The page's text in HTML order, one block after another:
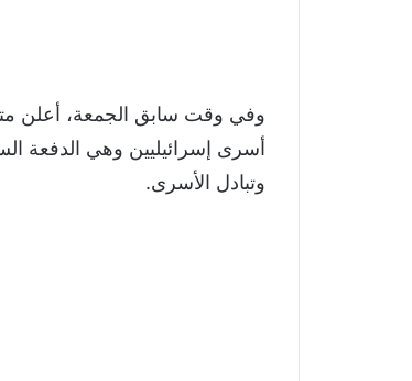
أسرى إسرائيليين وهي الدفعة
وتبادل الأسرى.